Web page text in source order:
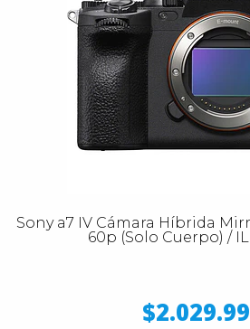
Sony a7 IV Cámara Híbrida
60p (Solo Cuerpo) /